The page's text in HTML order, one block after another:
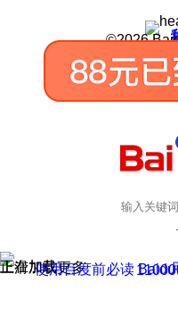
©2026
正在加载
上滑加载更多
使用百度前必读京公网安